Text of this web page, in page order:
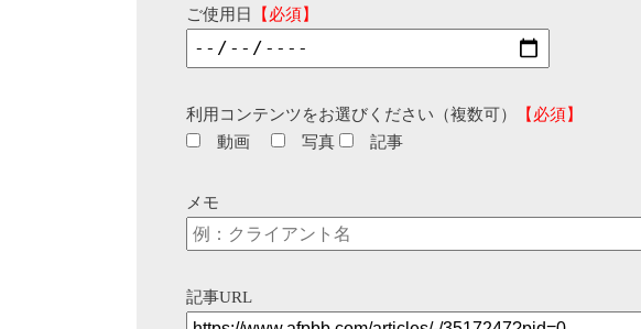
ご使用日 【必須】
利用コンテンツをお選びください（複数可）
【必須】
動画
写真 記事
メモ
記事URL